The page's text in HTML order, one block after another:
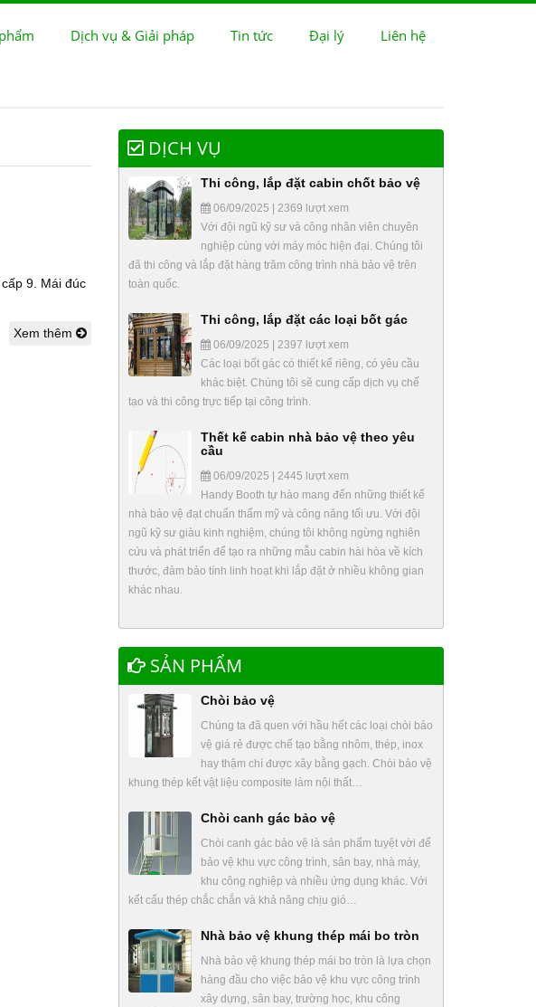
Dịch vụ & Giải pháp Tin tức Đại lý Liên hệ
9. Mái đúc
Xem thêm
DỊCH VỤ
Thi công, lắp đặt cabin chốt bảo vệ
06/09/2025 | 2369 lượt xem
Với đội ngũ kỹ sư và công nhân viên chuyên
nghiệp cùng với máy móc hiện đại. Chúng tôi
đã thi công và lắp đặt hàng trăm công trình nhà bảo vệ trên
toàn quốc.
Thi công, lắp đặt các loại bốt gác
06/09/2025 | 2397 lượt xem
Các loại bốt gác có thiết kế riêng, có yêu cầu
khác biệt. Chúng tôi sẽ cung cấp dịch vụ chế
tạo và thi công trực tiếp tại công trình.
Thết kế cabin nhà bảo vệ theo yêu
cầu
06/09/2025 | 2445 lượt xem
Handy Booth tự hào mang đến những thiết kế
nhà bảo vệ đạt chuẩn thẩm mỹ và công năng tối ưu. Với đội
ngũ kỹ sư giàu kinh nghiệm, chúng tôi không ngừng nghiên
cứu và phát triển để tạo ra những mẫu cabin hài hòa về kích
thước, đảm bảo tính linh hoạt khi lắp đặt ở nhiều không gian
khác nhau.
SẢN PHẨM
Chòi bảo vệ
Chúng ta đã quen với hầu hết các loại chòi bảo
vệ giá rẻ được chế tạo bằng nhôm, thép, inox
hay thậm chí được xây bằng gạch. Chòi bảo vệ
khung thép kết vật liệu composite làm nội thất…
Chòi canh gác bảo vệ
Chòi canh gác bảo vệ là sản phẩm tuyệt vời để
bảo vệ khu vực công trình, sân bay, nhà máy,
khu công nghiệp và nhiều ứng dụng khác. Với
kết cấu thép chắc chắn và khả năng chịu gió…
Nhà bảo vệ khung thép mái bo tròn
Nhà bảo vệ khung thép mái bo tròn là lựa chọn
hàng đầu cho việc bảo vệ khu vực công trình
xây dựng, sân bay, trường học, khu công